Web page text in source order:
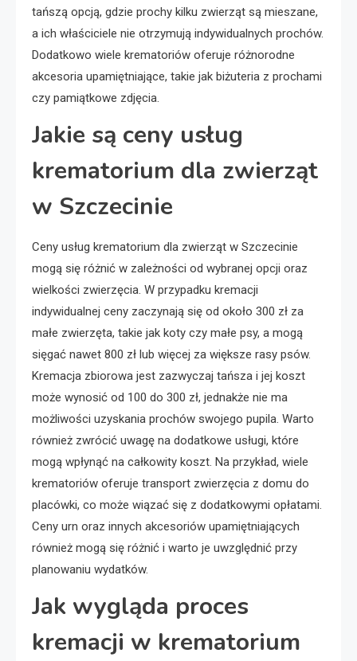
tańszą opcją, gdzie prochy kilku zwierząt są mieszane,
a ich właściciele nie otrzymują indywidualnych prochów.
Dodatkowo wiele krematoriów oferuje różnorodne
akcesoria upamiętniające, takie jak biżuteria z prochami
czy pamiątkowe zdjęcia.
Jakie są ceny usług
krematorium dla zwierząt
w Szczecinie
Ceny usług krematorium dla zwierząt w Szczecinie
mogą się różnić w zależności od wybranej opcji oraz
wielkości zwierzęcia. W przypadku kremacji
indywidualnej ceny zaczynają się od około 300 zł za
małe zwierzęta, takie jak koty czy małe psy, a mogą
sięgać nawet 800 zł lub więcej za większe rasy psów.
Kremacja zbiorowa jest zazwyczaj tańsza i jej koszt
może wynosić od 100 do 300 zł, jednakże nie ma
możliwości uzyskania prochów swojego pupila. Warto
również zwrócić uwagę na dodatkowe usługi, które
mogą wpłynąć na całkowity koszt. Na przykład, wiele
krematoriów oferuje transport zwierzęcia z domu do
placówki, co może wiązać się z dodatkowymi opłatami.
Ceny urn oraz innych akcesoriów upamiętniających
również mogą się różnić i warto je uwzględnić przy
planowaniu wydatków.
Jak wygląda proces
kremacji w krematorium